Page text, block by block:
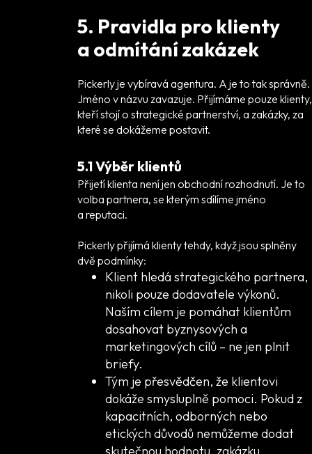
5. Pravidla pro klienty
a odmítání zakázek
Pickerly je vybíravá agentura. A je to tak správně.
Jméno v názvu zavazuje. Přijímáme pouze klienty,
kteří stojí o strategické partnerství, a zakázky, za
které se dokážeme postavit.
5.1 Výběr klientů
Přijetí klienta není jen obchodní rozhodnutí. Je to
volba partnera, se kterým sdílíme jméno
a reputaci.
Pickerly přijímá klienty tehdy, když jsou splněny
dvě podmínky:
Klient hledá strategického partnera,
nikoli pouze dodavatele výkonů.
Naším cílem je pomáhat klientům
dosahovat byznysových a
marketingových cílů – ne jen plnit
briefy.
Tým je přesvědčen, že klientovi
dokáže smysluplně pomoci. Pokud z
kapacitních, odborných nebo
etických důvodů nemůžeme dodat